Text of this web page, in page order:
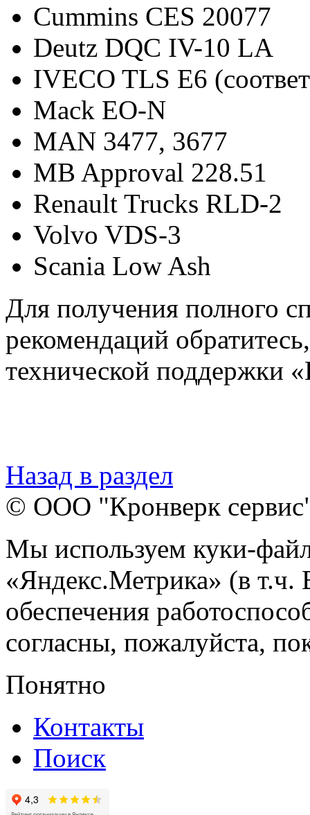
Cummins CES 20077
Deutz DQC IV-10 LA
IVECO TLS E6
Mack EO-N
MAN 3477, 3677
MB Approval 228.51
Renault Trucks RLD-2
Volvo VDS-3
Scania Low Ash
Для получения полного
рекомендаций
технической поддержки
Назад в раздел
© ООО "Кронверк
Мы используем куки-
«Яндекс.Метрика» (в т.ч.
обеспечения
согласны, пожалуйста,
Понятно
Контакты
Поиск